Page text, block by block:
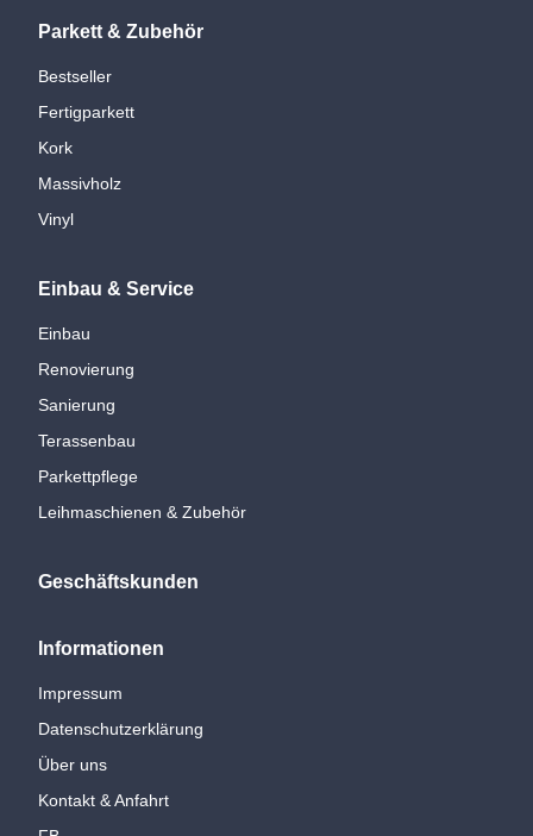
Parkett & Zubehör
Bestseller
Fertigparkett
Kork
Massivholz
Vinyl
Einbau & Service
Einbau
Renovierung
Sanierung
Terassenbau
Parkettpflege
Leihmaschienen & Zubehör
Geschäftskunden
Informationen
Impressum
Datenschutzerklärung
Über uns
Kontakt & Anfahrt